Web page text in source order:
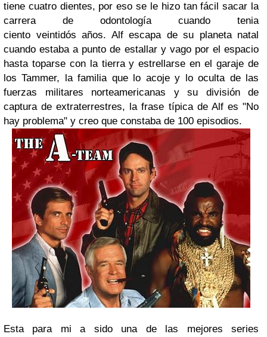
tiene cuatro dientes, por eso se le hizo tan fácil sacar la
carrera de odontología cuando tenia
ciento veintidós años. Alf escapa de su planeta natal
cuando estaba a punto de estallar y vago por el espacio
hasta toparse con la tierra y estrellarse en el garaje de
los Tammer, la familia que lo acoje y lo oculta de las
fuerzas militares norteamericanas y su división de
captura de extraterrestres, la frase típica de Alf es "No
hay problema" y creo que constaba de 100 episodios.
Esta para mi a sido una de las mejores series